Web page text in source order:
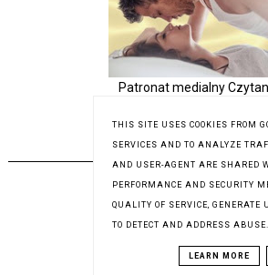
Patronat medialny
PREMIERA 31.07.2023
THIS SITE USES COOKIES FROM
SERVICES AND TO ANALYZE
AND USER-AGENT ARE SHARED
PERFORMANCE AND SECURITY
QUALITY OF SERVICE, GENERATE
TO DETECT AND ADDRESS ABUSE.
LEARN MORE